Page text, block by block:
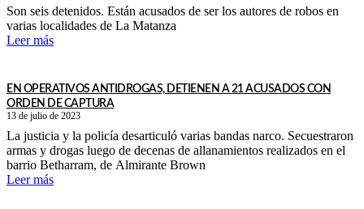
Son seis detenidos. Están acusados de ser los autores de robos en
varias localidades de La Matanza
Leer más
EN OPERATIVOS ANTIDROGAS, DETIENEN A 21 ACUSADOS CON
ORDEN DE CAPTURA
13 de julio de 2023
La justicia y la policía desarticuló varias bandas narco. Secuestraron
armas y drogas luego de decenas de allanamientos realizados en el
barrio Betharram, de Almirante Brown
Leer más